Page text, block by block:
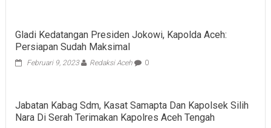
Gladi Kedatangan Presiden Jokowi, Kapolda Aceh:
Persiapan Sudah Maksimal
Februari 9, 2023 Redaksi Aceh 0
Jabatan Kabag Sdm, Kasat Samapta Dan Kapolsek Silih
Nara Di Serah Terimakan Kapolres Aceh Tengah